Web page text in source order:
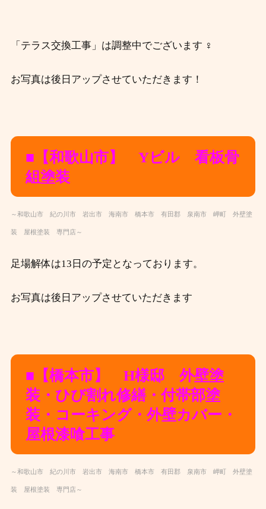
「テラス交換工事」は調整中でございます ‍♀️
お写真は後日アップさせていただきます！
■【和歌山市】 Yビル 看板骨
組塗装
～和歌山市 紀の川市 岩出市 海南市 橋本市 有田郡 泉南市 岬町 外壁塗
装 屋根塗装 専門店～
足場解体は13日の予定となっております。
お写真は後日アップさせていただきます
■【橋本市】 H様邸 外壁塗
装・ひび割れ修繕・付帯部塗
装・コーキング・外壁カバー・
屋根漆喰工事
～和歌山市 紀の川市 岩出市 海南市 橋本市 有田郡 泉南市 岬町 外壁塗
装 屋根塗装 専門店～